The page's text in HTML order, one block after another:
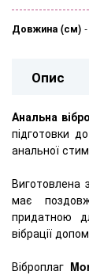
Довжина (см) -
Опис
Анальна
підготовки
анальної
Виготовлена
має
придатною
вібрації
Віброплаг